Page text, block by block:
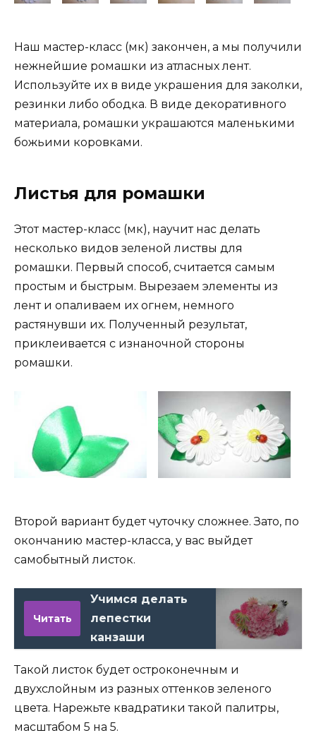
Наш мастер-класс (мк) закончен, а мы получили
нежнейшие ромашки из атласных лент.
Используйте их в виде украшения для заколки,
резинки либо ободка. В виде декоративного
материала, ромашки украшаются маленькими
божьими коровками.
Листья для ромашки
Этот мастер-класс (мк), научит нас делать
несколько видов зеленой листвы для
ромашки. Первый способ, считается самым
простым и быстрым. Вырезаем элементы из
лент и опаливаем их огнем, немного
растянувши их. Полученный результат,
приклеивается с изнаночной стороны
ромашки.
Второй вариант будет чуточку сложнее. Зато, по
окончанию мастер-класса, у вас выйдет
самобытный листок.
Читать
Учимся делать
лепестки
канзаши
Такой листок будет остроконечным и
двухслойным из разных оттенков зеленого
цвета. Нарежьте квадратики такой палитры,
масштабом 5 на 5.